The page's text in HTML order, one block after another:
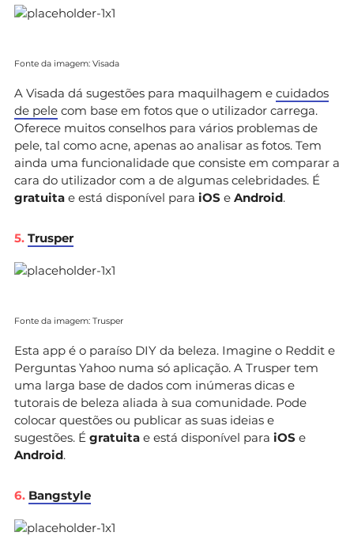
Fonte da imagem: Visada
A Visada dá sugestões para maquilhagem e cuidados
de pele com base em fotos que o utilizador carrega.
Oferece muitos conselhos para vários problemas de
pele, tal como acne, apenas ao analisar as fotos. Tem
ainda uma funcionalidade que consiste em comparar a
cara do utilizador com a de algumas celebridades. É
gratuita e está disponível para iOS e Android.
5. Trusper
Fonte da imagem: Trusper
Esta app é o paraíso DIY da beleza. Imagine o Reddit e
Perguntas Yahoo numa só aplicação. A Trusper tem
uma larga base de dados com inúmeras dicas e
tutorais de beleza aliada à sua comunidade. Pode
colocar questões ou publicar as suas ideias e
sugestões. É gratuita e está disponível para iOS e
Android.
6. Bangstyle